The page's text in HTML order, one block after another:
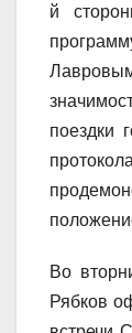
й
поездки
Во
Рябков